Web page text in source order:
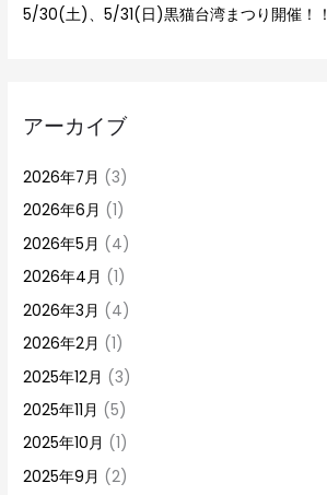
5/30(土)、5/31(日)黒猫台湾まつり開催！！
アーカイブ
2026年7月 (3)
2026年6月 (1)
2026年5月 (4)
2026年4月 (1)
2026年3月 (4)
2026年2月 (1)
2025年12月 (3)
2025年11月 (5)
2025年10月 (1)
2025年9月 (2)